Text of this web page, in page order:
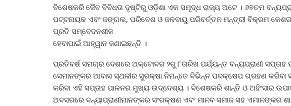
ବିଶେଷକରି ଜୈବ ବିବିଧତା ଦୃଷ୍ଟିରୁ ଓଡ଼ିଶା ଏକ ସମୃଦ୍ଧ ରାଜ୍ୟ ଅଟେ । ୬୭ତମ
ପଟ୍ଟନାୟକ ଏବଂ ଜଙ୍ଗଲ, ପରିବେଶ ଓ ଜଳବାୟୁ ପରିବର୍ତ୍ତନ ମନ୍ତ୍ରୀ ବିକ୍ରମ
ପ୍ରତି ସମ୍ବେଦନଶୀଳ
ହେବାପାଇଁ ଆହ୍ୱାନ ଜଣାଇଛନ୍ତି ।
ପ୍ରତିବର୍ଷ ସମଗ୍ର ଦେଶରେ ଅକ୍ଟୋବର ୨ରୁ ୮ତାରିଖ ପର୍ଯ୍ୟନ୍ତ ବନ୍ୟପ୍ରାଣୀ ସପ୍ତାହ
ସେମାନଙ୍କର ଆବାସ ସ୍ଥଳୀର ସୁରକ୍ଷା ନିମନ୍ତେ ବିଭିନ୍ନ ପଦକ୍ଷେପ ଗ୍ରହଣ କରିବା
କରିବା ଏହି ସପ୍ତାହ ପାଳନର ମୁଖ୍ୟ ଉଦ୍ଦେଶ୍ୟ । ବିଶେଷକରି ଶାନ୍ତି ଓ ଅହିଂସାର
ଅବସରରେ ବନ୍ୟାପ୍ରାଣୀମାନଙ୍କର ସଂରକ୍ଷଣ ଏବଂ ମାନବ ସମାଜ ସହ ଏମାନଙ୍କର